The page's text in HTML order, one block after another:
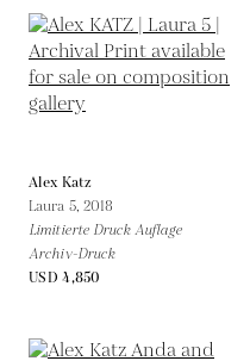
Alex Katz
Laura 5, 2018
Limitierte Druck Auflage
Archiv-Druck
USD 4,850